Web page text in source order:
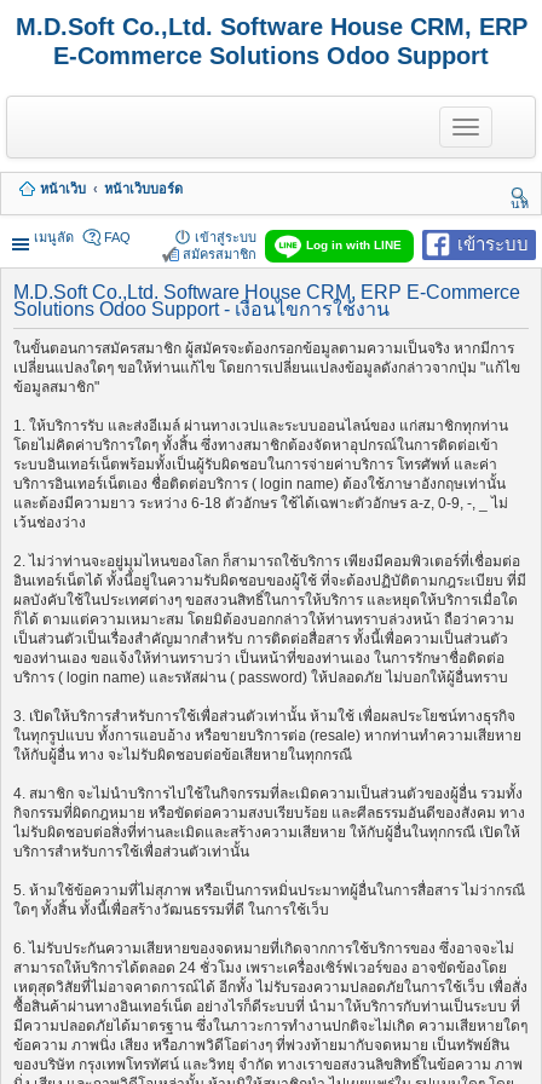
M.D.Soft Co.,Ltd. Software House CRM, ERP
E-Commerce Solutions Odoo Support
T
o
g
e
n
a
v
i
a
t
i
o
หน้าเว็บ
หน้าเว็บบอร์ด
นห
า
เมนูลัด
เข้าระบบ
Log in with LINE
FAQ
เข้าสู่ระบบ
สมัครสมาชิก
M.D.Soft Co.,Ltd. Software House CRM, ERP E-Commerce
Solutions Odoo Support - เงื่อนไขการใช้งาน
ในขั้นตอนการสมัครสมาชิก ผู้สมัครจะต้องกรอกข้อมูลตามความเป็นจริง หากมีการ
เปลี่ยนแปลงใดๆ ขอให้ท่านแก้ไข โดยการเปลี่ยนแปลงข้อมูลดังกล่าวจากปุ่ม "แก้ไข
ข้อมูลสมาชิก"
1. ให้บริการรับ และส่งอีเมล์ ผ่านทางเวปและระบบออนไลน์ของ แก่สมาชิกทุกท่าน
โดยไม่คิดค่าบริการใดๆ ทั้งสิ้น ซึ่งทางสมาชิกต้องจัดหาอุปกรณ์ในการติดต่อเข้า
ระบบอินเทอร์เน็ตพร้อมทั้งเป็นผู้รับผิดชอบในการจ่ายค่าบริการ โทรศัพท์ และค่า
บริการอินเทอร์เน็ตเอง ชื่อติดต่อบริการ ( login name) ต้องใช้ภาษาอังกฤษเท่านั้น
และต้องมีความยาว ระหว่าง 6-18 ตัวอักษร ใช้ได้เฉพาะตัวอักษร a-z, 0-9, -, _ ไม่
เว้นช่องว่าง
2. ไม่ว่าท่านจะอยู่มุมไหนของโลก ก็สามารถใช้บริการ เพียงมีคอมพิวเตอร์ที่เชื่อมต่อ
อินเทอร์เน็ตได้ ทั้งนี้อยู่ในความรับผิดชอบของผู้ใช้ ที่จะต้องปฏิบัติตามกฎระเบียบ ที่มี
ผลบังคับใช้ในประเทศต่างๆ ขอสงวนสิทธิ์ในการให้บริการ และหยุดให้บริการเมื่อใด
ก็ได้ ตามแต่ความเหมาะสม โดยมิต้องบอกกล่าวให้ท่านทราบล่วงหน้า ถือว่าความ
เป็นส่วนตัวเป็นเรื่องสำคัญมากสำหรับ การติดต่อสื่อสาร ทั้งนี้เพื่อความเป็นส่วนตัว
ของท่านเอง ขอแจ้งให้ท่านทราบว่า เป็นหน้าที่ของท่านเอง ในการรักษาชื่อติดต่อ
บริการ ( login name) และรหัสผ่าน ( password) ให้ปลอดภัย ไม่บอกให้ผู้อื่นทราบ
3. เปิดให้บริการสำหรับการใช้เพื่อส่วนตัวเท่านั้น ห้ามใช้ เพื่อผลประโยชน์ทางธุรกิจ
ในทุกรูปแบบ ทั้งการแอบอ้าง หรือขายบริการต่อ (resale) หากท่านทำความเสียหาย
ให้กับผู้อื่น ทาง จะไม่รับผิดชอบต่อข้อเสียหายในทุกกรณี
4. สมาชิก จะไม่นำบริการไปใช้ในกิจกรรมที่ละเมิดความเป็นส่วนตัวของผู้อื่น รวมทั้ง
กิจกรรมที่ผิดกฎหมาย หรือขัดต่อความสงบเรียบร้อย และศีลธรรมอันดีของสังคม ทาง
ไม่รับผิดชอบต่อสิ่งที่ท่านละเมิดและสร้างความเสียหาย ให้กับผู้อื่นในทุกกรณี เปิดให้
บริการสำหรับการใช้เพื่อส่วนตัวเท่านั้น
5. ห้ามใช้ข้อความที่ไม่สุภาพ หรือเป็นการหมิ่นประมาทผู้อื่นในการสื่อสาร ไม่ว่ากรณี
ใดๆ ทั้งสิ้น ทั้งนี้เพื่อสร้างวัฒนธรรมที่ดี ในการใช้เว็บ
6. ไม่รับประกันความเสียหายของจดหมายที่เกิดจากการใช้บริการของ ซึ่งอาจจะไม่
สามารถให้บริการได้ตลอด 24 ชั่วโมง เพราะเครื่องเซิร์ฟเวอร์ของ อาจขัดข้องโดย
เหตุสุดวิสัยที่ไม่อาจคาดการณ์ได้ อีกทั้ง ไม่รับรองความปลอดภัยในการใช้เว็บ เพื่อสั่ง
ซื้อสินค้าผ่านทางอินเทอร์เน็ต อย่างไรก็ดีระบบที่ นำมาให้บริการกับท่านเป็นระบบ ที่
มีความปลอดภัยได้มาตรฐาน ซึ่งในภาวะการทำงานปกติจะไม่เกิด ความเสียหายใดๆ
ข้อความ ภาพนิ่ง เสียง หรือภาพวิดีโอต่างๆ ที่พ่วงท้ายมากับจดหมาย เป็นทรัพย์สิน
ของบริษัท กรุงเทพโทรทัศน์ และวิทยุ จำกัด ทางเราขอสงวนลิขสิทธิ์ในข้อความ ภาพ